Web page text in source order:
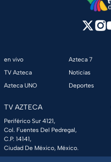
en vivo
TV Azteca
Azteca UNO
Azteca 7
Noticias
Deportes
TV AZTECA
Periférico Sur 4121,
Col. Fuentes Del Pedregal,
C.P. 14141,
Ciudad De México, México.